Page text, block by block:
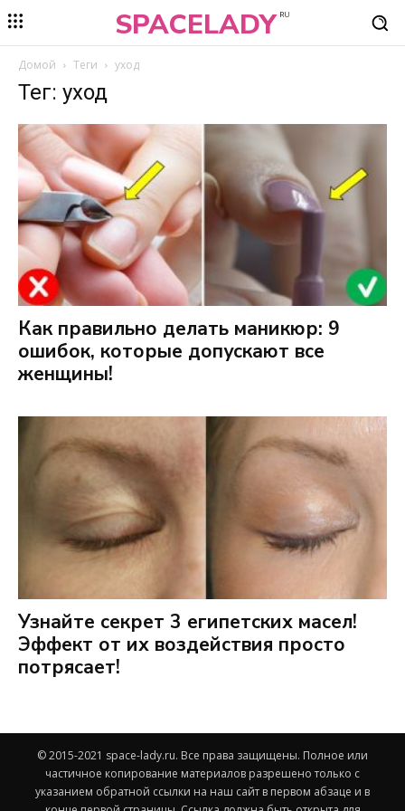
SPACELADY RU
Домой Теги уход
Тег: уход
Как правильно делать маникюр: 9
ошибок, которые допускают все
женщины!
Узнайте секрет 3 египетских масел!
Эффект от их воздействия просто
потрясает!
© 2015-2021 space-lady.ru. Все права защищены. Полное или
частичное копирование материалов разрешено только с
указанием обратной ссылки на наш сайт в первом абзаце и в